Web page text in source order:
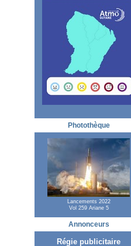
Photothèque
Lancements 2022
Vol 259 Ariane 5
Annonceurs
Régie publicitaire